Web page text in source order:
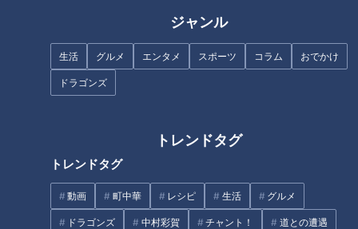
ジャンル
生活 グルメ エンタメ スポーツ コラム おでかけ
ドラゴンズ
トレンドタグ
トレンドタグ
動画 町中華 レシピ 生活 グルメ
ドラゴンズ 中村彩賀 チャント！ 道との遭遇
CBCテレビ『花咲かタイムズ』